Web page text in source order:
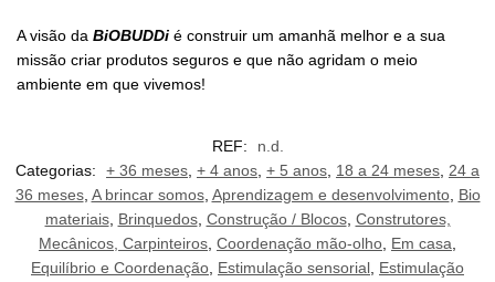
A visão da BiOBUDDi é construir um amanhã melhor e a sua
missão criar produtos seguros e que não agridam o meio
ambiente em que vivemos!
REF:
n.d.
Categorias:
+ 36 meses + 4 anos + 5 anos 18 a 24 meses 24 a
36 meses, A brincar somos, Aprendizagem e desenvolvimento, Bio
materiais, Brinquedos, Construção / Blocos, Construtores,
Mecânicos, Carpinteiros Coordenação mão-olho Em casa
Equilíbrio e Coordenação Estimulação sensorial Estimulação